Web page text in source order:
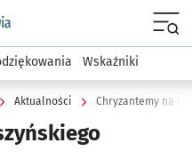
podserwis: Prezydent
Wskaźniki
Aktualności Chryzantemy na